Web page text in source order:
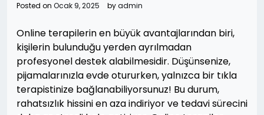
Posted on Ocak 9, 2025 byadmin
Online terapilerin en büyük avantajlarından biri,
kişilerin bulunduğu yerden ayrılmadan
profesyonel destek alabilmesidir. Düşünsenize,
pijamalarınızla evde otururken, yalnızca bir tıkla
terapistinize bağlanabiliyorsunuz! Bu durum,
rahatsızlık hissini en aza indiriyor ve tedavi sürecini